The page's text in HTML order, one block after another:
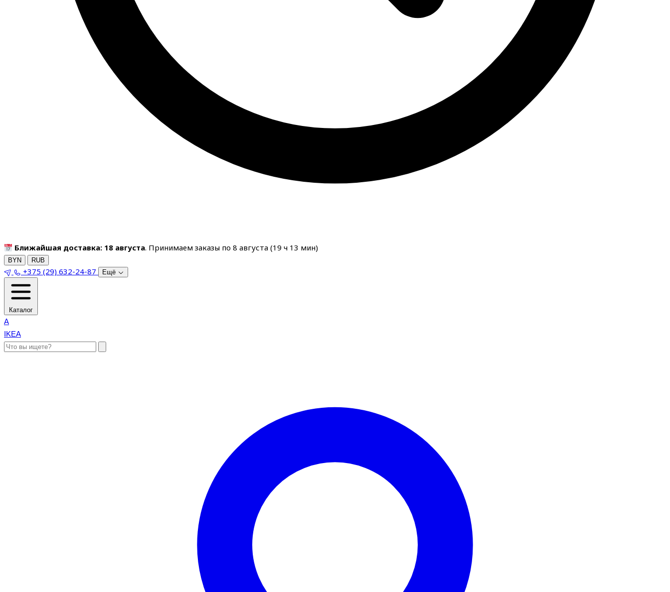
Ближайшая доставка: 18 августа. Принимаем заказы по 8 августа (19 ч 13 мин)
BYN RUB
+375 (29) 632-24-87 Ещё
Каталог
A
IKEA